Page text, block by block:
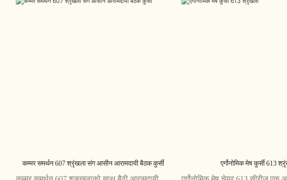
कम्मर समर्थन 607 श्रृंखला संग आसीन आरामदायी बैठक कुर्सी एर्गोनोमिक मेष कुर्सी 613